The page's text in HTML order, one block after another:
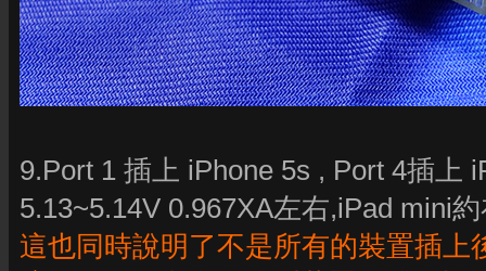
9.Port 1 插上 iPhone 5s , Port 4插上
5.13~5.14V 0.967XA左右,iPad mini
這也同時說明了不是所有的裝置插上